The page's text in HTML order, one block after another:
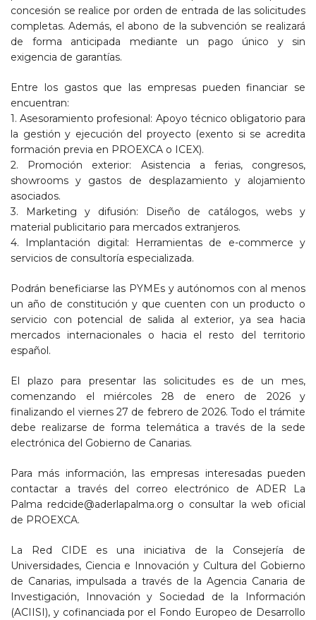
concesión se realice por orden de entrada de las solicitudes
completas. Además, el abono de la subvención se realizará
de forma anticipada mediante un pago único y sin
exigencia de garantías.
Entre los gastos que las empresas pueden financiar se
encuentran:
1. Asesoramiento profesional: Apoyo técnico obligatorio para
la gestión y ejecución del proyecto (exento si se acredita
formación previa en PROEXCA o ICEX).
2. Promoción exterior: Asistencia a ferias, congresos,
showrooms y gastos de desplazamiento y alojamiento
asociados.
3. Marketing y difusión: Diseño de catálogos, webs y
material publicitario para mercados extranjeros.
4. Implantación digital: Herramientas de e-commerce y
servicios de consultoría especializada.
Podrán beneficiarse las PYMEs y autónomos con al menos
un año de constitución y que cuenten con un producto o
servicio con potencial de salida al exterior, ya sea hacia
mercados internacionales o hacia el resto del territorio
español.
El plazo para presentar las solicitudes es de un mes,
comenzando el miércoles 28 de enero de 2026 y
finalizando el viernes 27 de febrero de 2026. Todo el trámite
debe realizarse de forma telemática a través de la sede
electrónica del Gobierno de Canarias.
Para más información, las empresas interesadas pueden
contactar a través del correo electrónico de ADER La
Palma redcide@aderlapalma.org o consultar la web oficial
de PROEXCA.
La Red CIDE es una iniciativa de la Consejería de
Universidades, Ciencia e Innovación y Cultura del Gobierno
de Canarias, impulsada a través de la Agencia Canaria de
Investigación, Innovación y Sociedad de la Información
(ACIISI), y cofinanciada por el Fondo Europeo de Desarrollo